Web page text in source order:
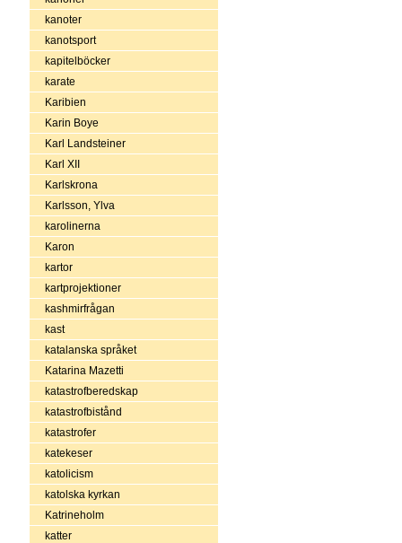
kanoter
kanotsport
kapitelböcker
karate
Karibien
Karin Boye
Karl Landsteiner
Karl XII
Karlskrona
Karlsson, Ylva
karolinerna
Karon
kartor
kartprojektioner
kashmirfrågan
kast
katalanska språket
Katarina Mazetti
katastrofberedskap
katastrofbistånd
katastrofer
katekeser
katolicism
katolska kyrkan
Katrineholm
katter